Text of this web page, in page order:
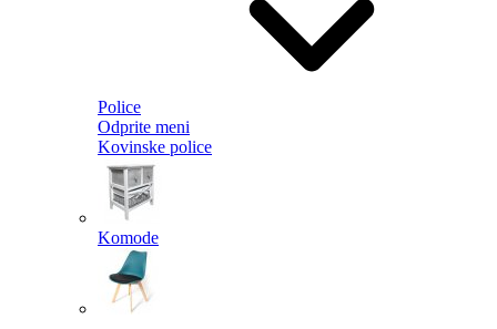
Police
Odprite meni
Kovinske police
Komode